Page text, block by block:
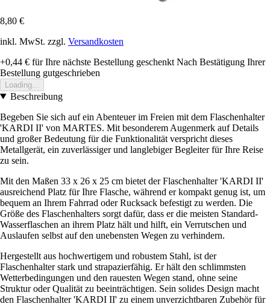
8,80 €
inkl. MwSt. zzgl. Versandkosten
+0,44 € für Ihre nächste Bestellung geschenkt Nach Bestätigung Ihrer
Bestellung gutgeschrieben
Loading...
Beschreibung
Begeben Sie sich auf ein Abenteuer im Freien mit dem Flaschenhalter
'KARDI II' von MARTES. Mit besonderem Augenmerk auf Details
und großer Bedeutung für die Funktionalität verspricht dieses
Metallgerät, ein zuverlässiger und langlebiger Begleiter für Ihre Reise
zu sein.
Mit den Maßen 33 x 26 x 25 cm bietet der Flaschenhalter 'KARDI II'
ausreichend Platz für Ihre Flasche, während er kompakt genug ist, um
bequem an Ihrem Fahrrad oder Rucksack befestigt zu werden. Die
Größe des Flaschenhalters sorgt dafür, dass er die meisten Standard-
Wasserflaschen an ihrem Platz hält und hilft, ein Verrutschen und
Auslaufen selbst auf den unebensten Wegen zu verhindern.
Hergestellt aus hochwertigem und robustem Stahl, ist der
Flaschenhalter stark und strapazierfähig. Er hält den schlimmsten
Wetterbedingungen und den rauesten Wegen stand, ohne seine
Struktur oder Qualität zu beeinträchtigen. Sein solides Design macht
den Flaschenhalter 'KARDI II' zu einem unverzichtbaren Zubehör für